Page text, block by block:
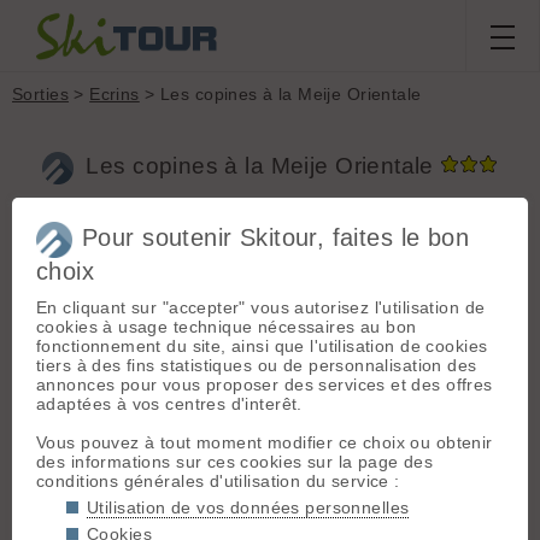
Sorties > Ecrins > Les copines à la Meije Orientale
Les copines à la Meije Orientale
d'Arêne (village)
(1630 m)
Topo associé :
Meije Orientale, par
le glacier du
Sommet associé :
Meije Orientale
(3891 m)
Sortie du dimanche 1 juin 2025
Conditions nivologiques,
accès & météo
Météo/températures : Ciel étoilé la
peu de vent à partir de 9h30. Iso 0:
3600m
Conditions d'accès/altitude du
parking : parking du village de
villard d'arène
Pour soutenir Skitour, faites le bon
choix
En cliquant sur "accepter" vous autorisez l'utilisation de
cookies à usage technique nécessaires au bon
fonctionnement du site, ainsi que l'utilisation de cookies
tiers à des fins statistiques ou de personnalisation des
annonces pour vous proposer des services et des offres
adaptées à vos centres d'interêt.
Vous pouvez à tout moment modifier ce choix ou obtenir
des informations sur ces cookies sur la page des
conditions générales d'utilisation du service :
Utilisation de vos données personnelles
Cookies